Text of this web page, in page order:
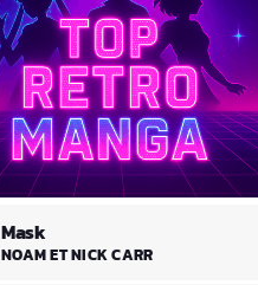
Mask
NOAM ET NICK CARR